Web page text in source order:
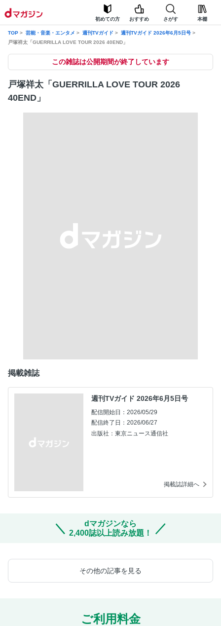
初めての方 おすすめ さがす 本棚
TOP 芸能・音楽・エンタメ 週刊TVガイド
週刊TVガイド 2026年6月5日号
戸塚祥太「GUERRILLA LOVE TOUR 2026 40END」
この雑誌は公開期間が終了しています
戸塚祥太「GUERRILLA LOVE TOUR 2026
40END」
掲載雑誌
週刊TVガイド 2026年6月5日号
配信開始日：2026/05/29
配信終了日：2026/06/27
出版社：東京ニュース通信社
掲載誌詳細へ
dマガジンなら
2,400誌以上読み放題！
その他の記事を見る
ご利用料金